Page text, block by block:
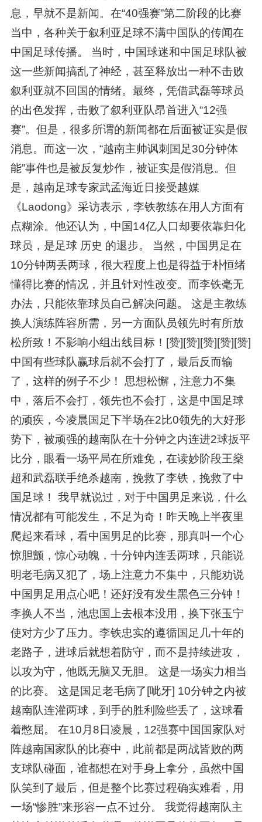
息，早就不是新闻。在“40强赛”第二阶段的比赛
当中，各种关于叙利亚足球不满中国队的传闻在
中国足球传播。 当时，中国球迷和中国足球队被
这一些新闻搞乱了神经，甚至释放出一种不击败
叙利亚就不回国的情绪。最终，凭借武磊等球员
的出色发挥，击败了叙利亚队昂首进入“12强
赛”。但是，很多所谓的新闻都在后面被证实是假
消息。而这一次，“越南主帅讽刺国足30分钟体
能”事件也是被反复炒作，被证实是假消息。但
是，越南足球专家武孟海近日接受越媒
《Laodong》采访表示，李铁教练在用人方面有
点糊涂。他还认为，中国14亿人口却要依靠归化
球员，是足球 历史 的退步。 当然，中国男足在
10分钟两丢两球，很大程度上也是得益于朴恒绪
懂得比赛的情况，并且针对性改变。而李铁毫无
办法，只能依靠球员自己解决问题。 这是主教练
换人演练阵容所需，另一方面队员领先时有所放
松所致！不影响小组出线目标！[赞][赞][赞][赞][赞]
中国有些球队赢球后就不会打了，最后反而输
了，这样的例子不少！ 思想松懈，注意力不集
中，落后不会打，领先也不会打，这是中国足球
的顽疾，今凌晨国足下半场在2比0领先的大好形
势下，被顽强的越南队在十分钟之内连进2球扳平
比分，眼看一场平局在所难免，在读妙阶段王燊
超和武磊联手绝杀越南，挽救了李铁，挽救了中
国足球！ 我早就说过，对于中国男足来说，什么
情况都有可能发生，不足为奇！昨天晚上半夜里
爬起来看球，看中国男足的比赛，那真叫一个心
惊胆颤，惊心动魄，十分钟内连丢两球，只能说
明老毛病又犯了，场上注意力不集中，只能劝说
中国男足用点心吧！还好没有发生黑色三分钟！
李换人不当，池忠国上去根本没用，换下张玉宁
使对方少了压力。李铁忠实的遵循国足几十年的
老路子，进球后就想着防守，而不是持续进攻，
以攻为守，他既无脑又无胆。 这是一场实力相当
的比赛。 这是国足老毛病了[呲牙] 10分钟之内被
越南队连灌两球，到手的胜利险些丢了，这球看
着憋屈。 在10月8日凌晨，12强赛中国国家队对
阵越南国家队的比赛中，此前都是两战皆败的两
支球队碰面，谁都想在对手身上拿分，虽然中国
队笑到了最后，但是整个比赛过程确实难看，用
一场“惨胜”来形容一点不过分。 我觉得越南队主